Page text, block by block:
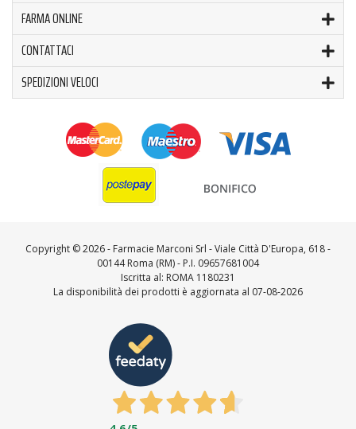
FARMA ONLINE
CONTATTACI
SPEDIZIONI VELOCI
Copyright ©2026 - Farmacie Marconi Srl - Viale Città D'Europa, 618 -
00144 Roma (RM) - P.I. 09657681004
Iscritta al: ROMA 1180231
La disponibilità dei prodotti è aggiornata al 07-08-2026